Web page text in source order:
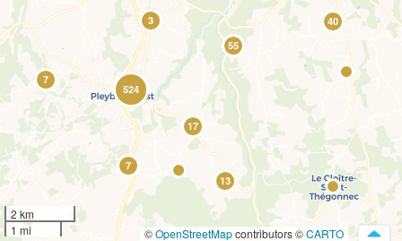
7
3
17
7
524
13
55
40
2 km
1 mi
©OpenStreetMapcontributors ©CARTO